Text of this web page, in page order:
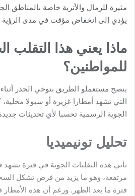
مثيرة للرمال والأتربة خاصة بالمناطق
يؤدي إلى انخفاض مؤقت في مدى الرؤية
ماذا يعني هذا التقلب
للمواطنين؟
ينصح مستعملو الطريق بتوخي الحذر
التي تشهد أمطارا غزيرة أو سيولا
الجوية الرسمية تحسبا لأي تحديثات
تحليل تونيميديا
تأتي هذه التقلبات الجوية في فترة
مرتفعة، وهو ما يزيد من فرص تشكل
فترة ما بعد الظهر. ورغم أن هذه